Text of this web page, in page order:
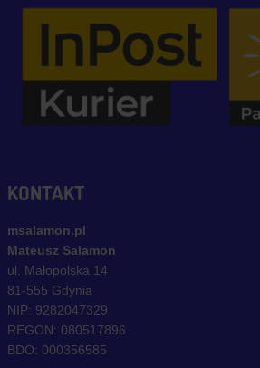
KONTAKT
msalamon.pl
Mateusz Salamon
ul. Małopolska 14
81-555 Gdynia
NIP: 9282047329
REGON: 080517896
BDO: 000356585